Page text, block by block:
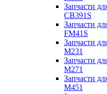
Запчасти
CB391S
Запчасти
FM41S
Запчасти
M231
Запчасти
M271
Запчасти
M451